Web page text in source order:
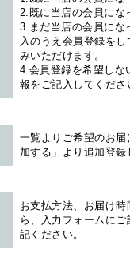
2.既に当店の会員にな
3.まだ当店の会員にな
入のうえ会員登録を
みいただけます。
4.会員登録を希望しな
報をご記入してくださ
一覧よりご希望のお
加する」より追加登
お支払方法、お届け
ら、入力フォームに
記ください。